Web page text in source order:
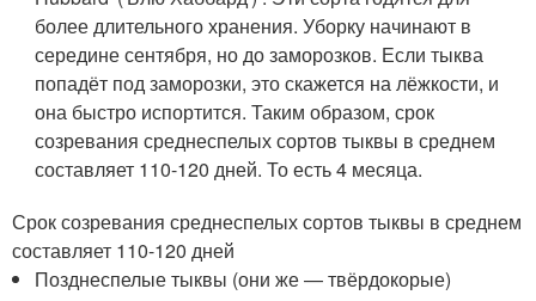
более длительного хранения. Уборку начинают в
середине сентября, но до заморозков. Если тыква
попадёт под заморозки, это скажется на лёжкости, и
она быстро испортится. Таким образом, срок
созревания среднеспелых сортов тыквы в среднем
составляет 110-120 дней. То есть 4 месяца.
Срок созревания среднеспелых сортов тыквы в среднем
составляет 110-120 дней
Позднеспелые тыквы (они же — твёрдокорые)